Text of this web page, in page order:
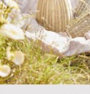
Colección
Personalizar